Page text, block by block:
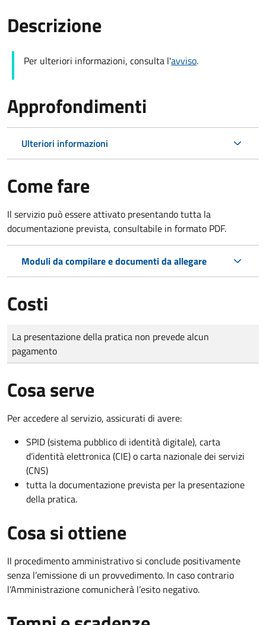
Descrizione
Per ulteriori informazioni, consulta l'avviso.
Approfondimenti
Ulteriori informazioni
Come fare
Il servizio può essere attivato presentando tutta la
documentazione prevista, consultabile in formato PDF.
Moduli da compilare e documenti da allegare
Costi
Tipo di pagamento
Importo
La presentazione della pratica non prevede alcun
pagamento
Cosa serve
Per accedere al servizio, assicurati di avere:
SPID (sistema pubblico di identità digitale), carta
d’identità elettronica (CIE) o carta nazionale dei servizi
(CNS)
tutta la documentazione prevista per la presentazione
della pratica.
Cosa si ottiene
Il procedimento amministrativo si conclude positivamente
senza l’emissione di un provvedimento. In caso contrario
l’Amministrazione comunicherà l’esito negativo.